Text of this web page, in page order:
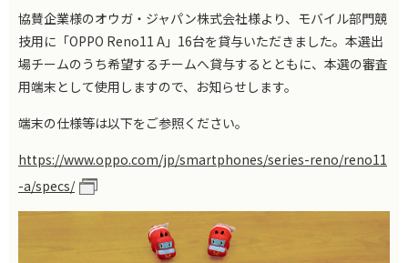
協賛企業様のオウガ・ジャパン株式会社様より、モバイル部門競
技用に「OPPO Reno11 A 」 16台を貸与いただきました。本選出
場チームのうち希望するチームへ貸与するとともに、本選の審査
用端末として使用しますので、お知らせします。
端末の仕様等は以下をご参照ください。
https://www.oppo.com/jp/smartphones/series-reno/reno11
-a/specs/